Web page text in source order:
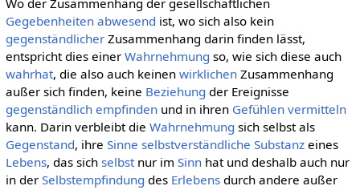
Wo der Zusammenhang der gesellschaftlichen
Gegebenheiten abwesend ist, wo sich also kein
gegenständlicherZusammenhang darin finden lässt,
entspricht dies einer Wahrnehmung so, wie sich diese auch
wahrhat, die also auch keinen wirklichenZusammenhang
außer sich finden, keine Beziehung der Ereignisse
gegenständlich empfindenund in ihren Gefühlen vermitteln
kann. Darin verbleibt die Wahrnehmung sich selbst als
Gegenstand, ihre Sinne selbstverständliche Substanzeines
Lebens, das sich selbstnur im Sinnhat und deshalb auch nur
in der Selbstempfindung des Erlebensdurch andere außer